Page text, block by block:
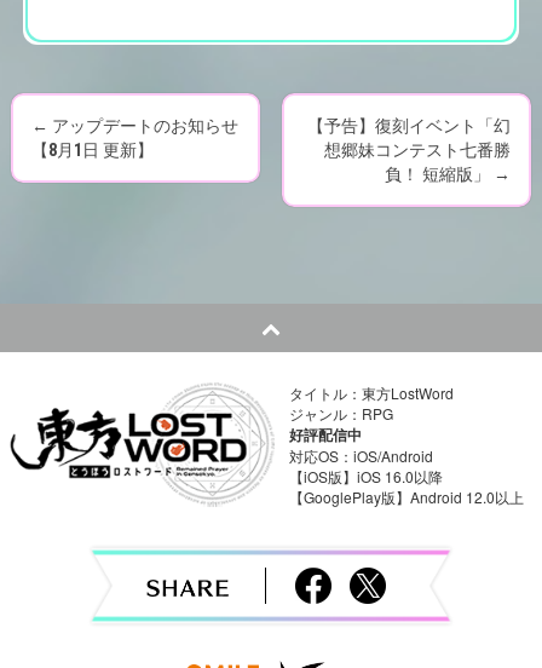
P
n
v
← アップデートのお知らせ
【8月1日 更新】
【予告】復刻イベント「幻
想郷妹コンテスト七番勝
負！ 短縮版」
→
タイトル：東方LostWord
ジャンル：RPG
好評配信中
対応OS：iOS/Android
【iOS版】iOS 16.0以降
【GooglePlay版】Android 12.0以上